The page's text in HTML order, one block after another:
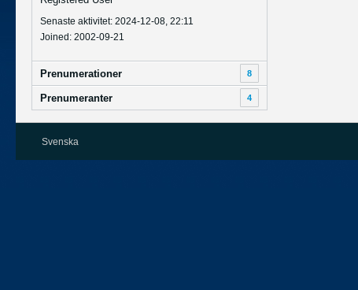
Senaste aktivitet: 2024-12-08, 22:11
Joined: 2002-09-21
Prenumerationer 8
Prenumeranter 4
Svenska